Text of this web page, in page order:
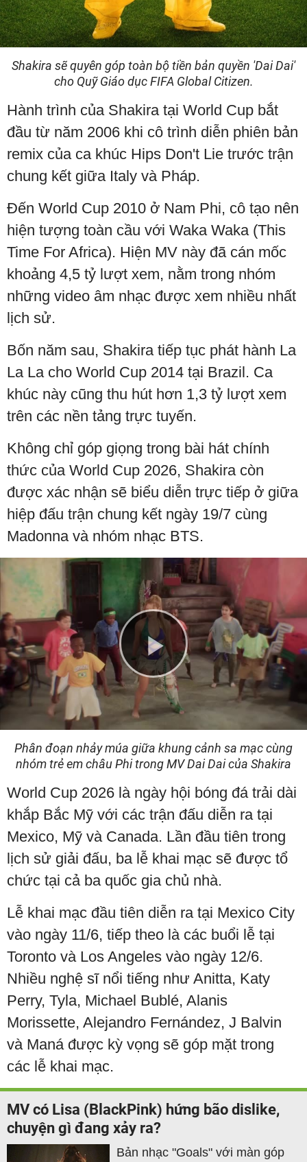
Shakira sẽ quyên góp toàn bộ tiền bản quyền 'Dai Dai'
cho Quỹ Giáo dục FIFA Global Citizen.
Hành trình của Shakira tại World Cup bắt
đầu từ năm 2006 khi cô trình diễn phiên bản
remix của ca khúc Hips Don't Lie trước trận
chung kết giữa Italy và Pháp.
Đến World Cup 2010 ở Nam Phi, cô tạo nên
hiện tượng toàn cầu với Waka Waka (This
Time For Africa). Hiện MV này đã cán mốc
khoảng 4,5 tỷ lượt xem, nằm trong nhóm
những video âm nhạc được xem nhiều nhất
lịch sử.
Bốn năm sau, Shakira tiếp tục phát hành La
La La cho World Cup 2014 tại Brazil. Ca
khúc này cũng thu hút hơn 1,3 tỷ lượt xem
trên các nền tảng trực tuyến.
Không chỉ góp giọng trong bài hát chính
thức của World Cup 2026, Shakira còn
được xác nhận sẽ biểu diễn trực tiếp ở giữa
hiệp đấu trận chung kết ngày 19/7 cùng
Madonna và nhóm nhạc BTS.
Play
Video
Phân đoạn nhảy múa giữa khung cảnh sa mạc cùng
nhóm trẻ em châu Phi trong MV Dai Dai của Shakira
World Cup 2026 là ngày hội bóng đá trải dài
khắp Bắc Mỹ với các trận đấu diễn ra tại
Mexico, Mỹ và Canada. Lần đầu tiên trong
lịch sử giải đấu, ba lễ khai mạc sẽ được tổ
chức tại cả ba quốc gia chủ nhà.
Lễ khai mạc đầu tiên diễn ra tại Mexico City
vào ngày 11/6, tiếp theo là các buổi lễ tại
Toronto và Los Angeles vào ngày 12/6.
Nhiều nghệ sĩ nổi tiếng như Anitta, Katy
Perry, Tyla, Michael Bublé, Alanis
Morissette, Alejandro Fernández, J Balvin
và Maná được kỳ vọng sẽ góp mặt trong
các lễ khai mạc.
MV có Lisa (BlackPink) hứng bão dislike,
chuyện gì đang xảy ra?
Bản nhạc "Goals" với màn góp